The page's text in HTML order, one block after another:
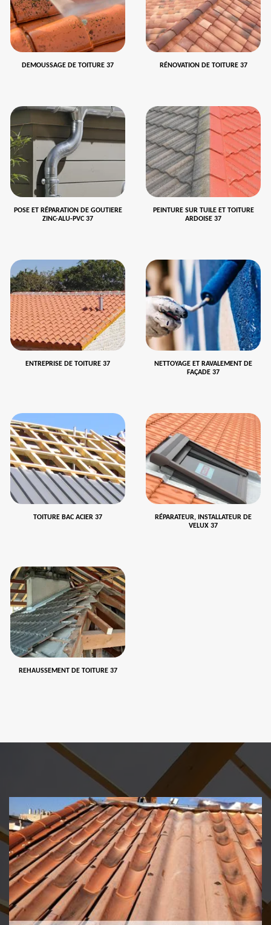
DEMOUSSAGE DE TOITURE 37 RÉNOVATION DE TOITURE 37
POSE ET RÉPARATION DE GOUTIERE
ZINC-ALU-PVC 37
PEINTURE SUR TUILE ET TOITURE
ARDOISE 37
ENTREPRISE DE TOITURE 37
NETTOYAGE ET RAVALEMENT DE
FAÇADE 37
TOITURE BAC ACIER 37
RÉPARATEUR, INSTALLATEUR DE
VELUX 37
REHAUSSEMENT DE TOITURE 37